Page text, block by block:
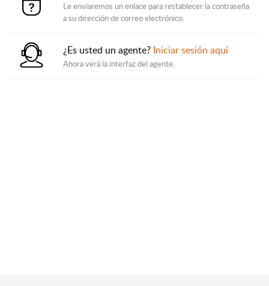
Le enviaremos un enlace para restablecer la contraseña
a su dirección de correo electrónico.
¿Es usted un agente? Iniciar sesión aquí
Ahora verá la interfaz del agente.